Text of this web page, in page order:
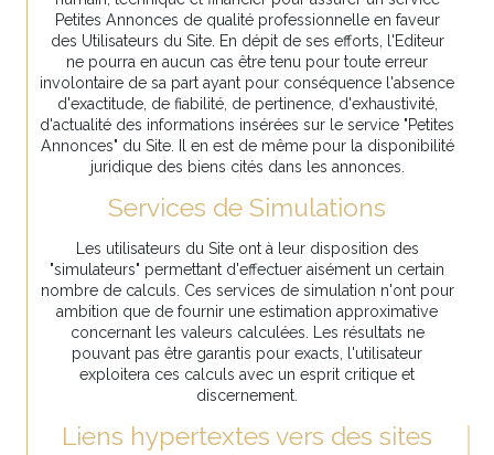
Petites Annonces de qualité professionnelle en faveur
des Utilisateurs du Site. En dépit de ses efforts, l'Editeur
ne pourra en aucun cas être tenu pour toute erreur
involontaire de sa part ayant pour conséquence l'absence
d'exactitude, de fiabilité, de pertinence, d'exhaustivité,
d'actualité des informations insérées sur le service "Petites
Annonces" du Site. Il en est de même pour la disponibilité
juridique des biens cités dans les annonces.
Services de Simulations
Les utilisateurs du Site ont à leur disposition des
"simulateurs" permettant d'effectuer aisément un certain
nombre de calculs. Ces services de simulation n'ont pour
ambition que de fournir une estimation approximative
concernant les valeurs calculées. Les résultats ne
pouvant pas être garantis pour exacts, l'utilisateur
exploitera ces calculs avec un esprit critique et
discernement.
Liens hypertextes vers des sites